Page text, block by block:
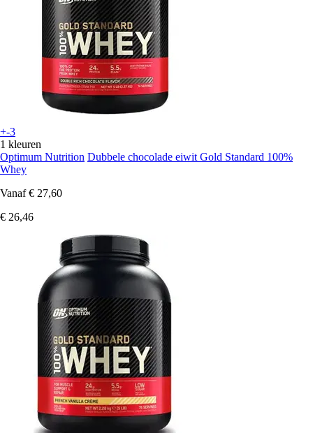
+-3
1 kleuren
Optimum Nutrition Dubbele chocolade eiwit Gold Standard 100%
Whey
Vanaf € 27,60
€ 26,46